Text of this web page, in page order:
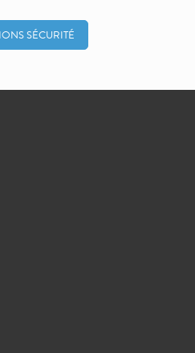
SÉCURITÉ